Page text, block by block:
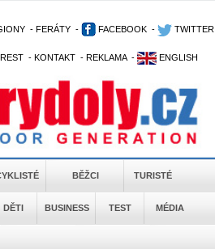
- FERÁTY - FACEBOOK - TWITTER
- KONTAKT - REKLAMA - ENGLISH
BĚŽCI TURISTÉ
DĚTI BUSINESS TEST MÉDIA